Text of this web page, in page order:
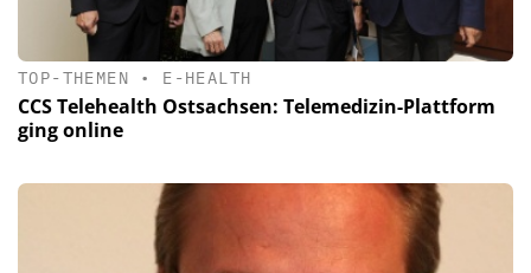
TOP-THEMEN • E-HEALTH
CCS Telehealth Ostsachsen: Telemedizin-Plattform
ging online